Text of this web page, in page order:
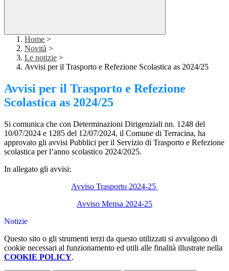
Home >
Novità >
Le notizie >
Avvisi per il Trasporto e Refezione Scolastica as 2024/25
Avvisi per il Trasporto e Refezione
Scolastica as 2024/25
Si comunica che con Determinazioni Dirigenziali nn. 1248 del
10/07/2024 e 1285 del 12/07/2024, il Comune di Terracina, ha
approvato gli avvisi Pubblici per il Servizio di Trasporto e Refezione
scolastica per l’anno scolastico 2024/2025.
In allegato gli avvisi:
Avviso Trasporto 2024-25
Avviso Mensa 2024-25
Notizie
Questo sito o gli strumenti terzi da questo utilizzati si avvalgono di
cookie necessari al funzionamento ed utili alle finalità illustrate nella
COOKIE POLICY.